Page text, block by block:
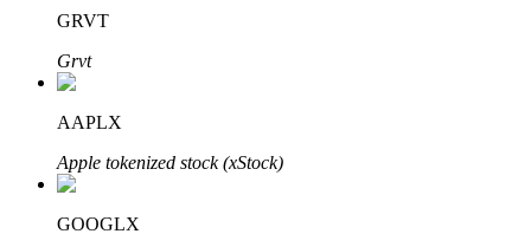
До 65% комиссии!
GRVT
Grvt
AAPLX
Apple tokenized stock (xStock)
GOOGLX